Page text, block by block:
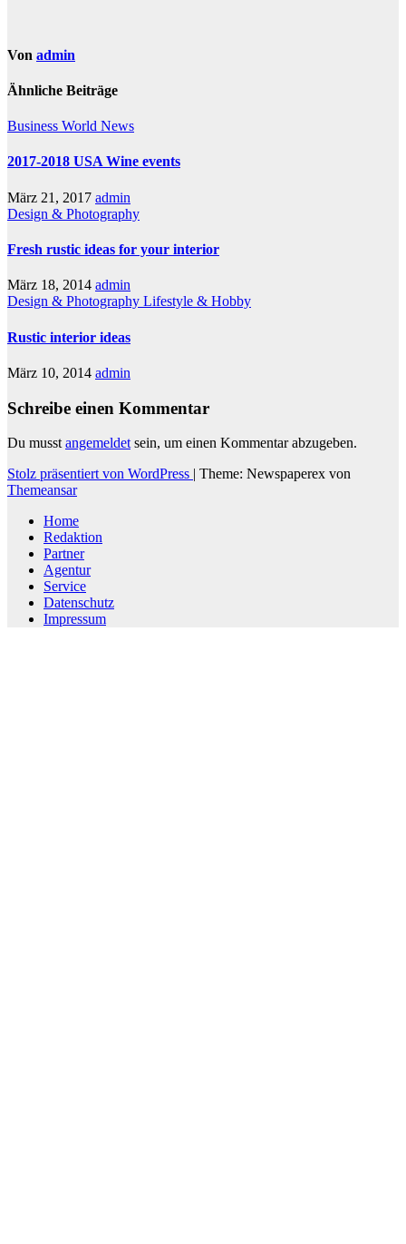
Von admin
Ähnliche Beiträge
Business World News
2017-2018 USA Wine events
März 21, 2017 admin
Design & Photography
Fresh rustic ideas for your interior
März 18, 2014 admin
Design & Photography Lifestyle & Hobby
Rustic interior ideas
März 10, 2014 admin
Schreibe einen Kommentar
Du musst angemeldet sein, um einen Kommentar abzugeben.
Stolz präsentiert von WordPress | Theme: Newspaperex von
Themeansar
Home
Redaktion
Partner
Agentur
Service
Datenschutz
Impressum